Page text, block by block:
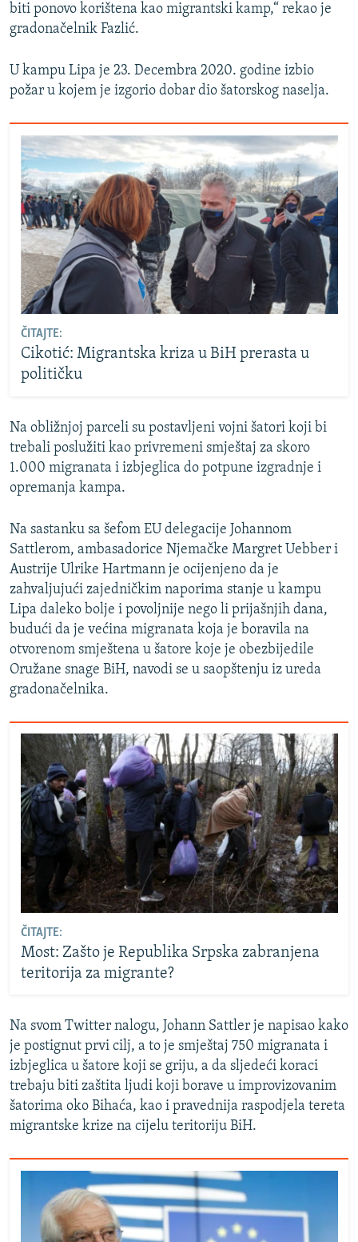
biti ponovo korištena kao migrantski kamp,“ rekao je
gradonačelnik Fazlić.
U kampu Lipa je 23. Decembra 2020. godine izbio
požar u kojem je izgorio dobar dio šatorskog naselja.
ČITAJTE:
Cikotić: Migrantska kriza u BiH prerasta u
političku
Na obližnjoj parceli su postavljeni vojni šatori koji bi
trebali poslužiti kao privremeni smještaj za skoro
1.000 migranata i izbjeglica do potpune izgradnje i
opremanja kampa.
Na sastanku sa šefom EU delegacije Johannom
Sattlerom, ambasadorice Njemačke Margret Uebber i
Austrije Ulrike Hartmann je ocijenjeno da je
zahvaljujući zajedničkim naporima stanje u kampu
Lipa daleko bolje i povoljnije nego li prijašnjih dana,
budući da je većina migranata koja je boravila na
otvorenom smještena u šatore koje je obezbijedile
Oružane snage BiH, navodi se u saopštenju iz ureda
gradonačelnika.
ČITAJTE:
Most: Zašto je Republika Srpska zabranjena
teritorija za migrante?
Na svom Twitter nalogu, Johann Sattler je napisao kako
je postignut prvi cilj, a to je smještaj 750 migranata i
izbjeglica u šatore koji se griju, a da sljedeći koraci
trebaju biti zaštita ljudi koji borave u improvizovanim
šatorima oko Bihaća, kao i pravednija raspodjela tereta
migrantske krize na cijelu teritoriju BiH.